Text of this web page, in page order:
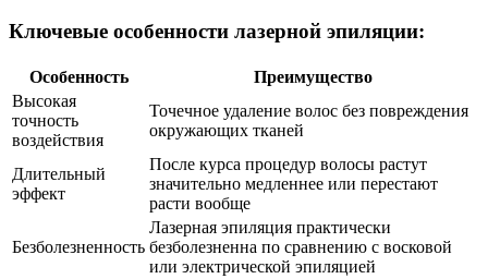
Ключевые особенности лазерной эпиляции:
Особенность
Преимущество
Высокая
точность
воздействия
Точечное удаление волос без повреждения
окружающих тканей
Длительный
эффект
После курса процедур волосы растут
значительно медленнее или перестают
расти вообще
Безболезненность
Лазерная эпиляция практически
безболезненна по сравнению с восковой
или электрической эпиляцией